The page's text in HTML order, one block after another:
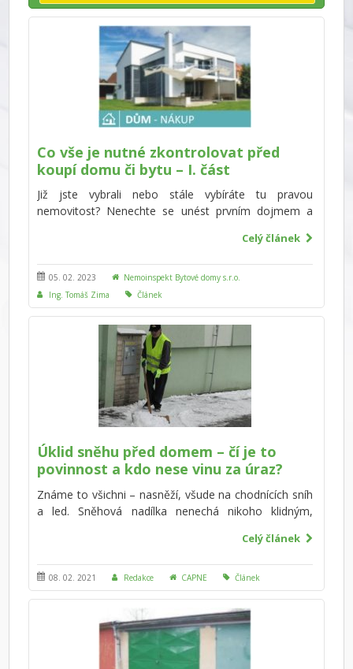
Co vše je nutné zkontrolovat před
koupí domu či bytu – I. část
Již jste vybrali nebo stále vybíráte tu pravou
nemovitost? Nenechte se unést prvním dojmem a
domu či bytu. Zde uvádíme důležité položky, které
byste určitě neměli vynechat – každá z nich má
výrazný dopad na cenu nemovitosti, případně se její
oprava či rekonstrukce může značně prodražit.
Celý článek
05. 02. 2023
Nemoinspekt Bytové domy s.r.o.
Ing. Tomáš Zima
Článek
Úklid sněhu před domem – čí je to
povinnost a kdo nese vinu za úraz?
Známe to všichni – nasněží, všude na chodnících sníh
a led. Sněhová nadílka nenechá nikoho klidným,
povinnostem, všichni dohromady pak řešíme
především naši bezpečnost. Ale kdo by měl sníh a
námrazu odklidit? Kdo nese vinu za případné zranění
– vlastníci nemovitostí nebo obec?
Celý článek
08. 02. 2021 Redakce CAPNE Článek